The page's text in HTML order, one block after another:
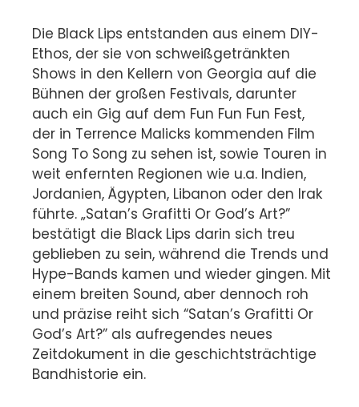
Die Black Lips entstanden aus einem DIY-
Ethos, der sie von schweißgetränkten
Shows in den Kellern von Georgia auf die
Bühnen der großen Festivals, darunter
auch ein Gig auf dem Fun Fun Fun Fest,
der in Terrence Malicks kommenden Film
Song To Song zu sehen ist, sowie Touren in
weit enfernten Regionen wie u.a. Indien,
Jordanien, Ägypten, Libanon oder den Irak
führte. „Satan’s Grafitti Or God’s Art?”
bestätigt die Black Lips darin sich treu
geblieben zu sein, während die Trends und
Hype-Bands kamen und wieder gingen. Mit
einem breiten Sound, aber dennoch roh
und präzise reiht sich “Satan’s Grafitti Or
God’s Art?” als aufregendes neues
Zeitdokument in die geschichtsträchtige
Bandhistorie ein.